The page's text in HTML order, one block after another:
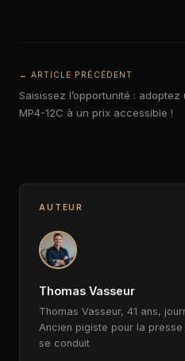
← ARTICLE PRÉCÉDENT
Saisissez l’opportunité : adoptez
MP4-12C à un prix accessible !
AUTEUR
Thomas Vasseur
Thomas Vasseur, 41 ans,
Ancien pigiste pour la
se conduit